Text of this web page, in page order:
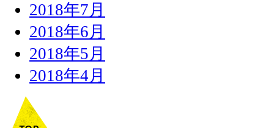
2018年7月
2018年6月
2018年5月
2018年4月